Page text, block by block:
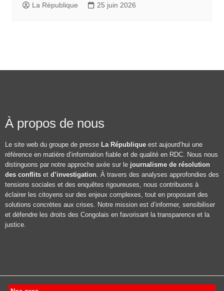
La République 25 juin 2026
À propos de nous
Le site web du groupe de presse La République est aujourd’hui une
référence en matière d’information fiable et de qualité en RDC. Nous nous
distinguons par notre approche axée sur le journalisme de résolution
des conflits et d’investigation. À travers des analyses approfondies des
tensions sociales et des enquêtes rigoureuses, nous contribuons à
éclairer les citoyens sur des enjeux complexes, tout en proposant des
solutions concrètes aux crises. Notre mission est d’informer, sensibiliser
et défendre les droits des Congolais en favorisant la transparence et la
justice.